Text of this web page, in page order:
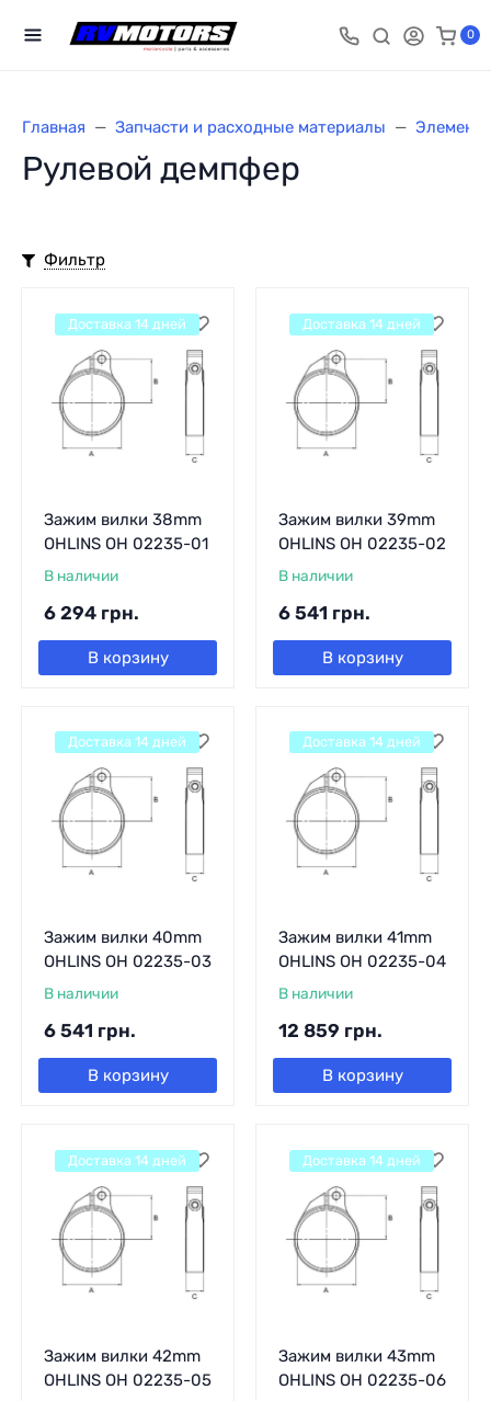
0
Главная Запчасти и расходные материалы
Рулевой демпфер
Фильтр
Зажим вилки 38mm
OHLINS OH 02235-01
В наличии
6 294 грн.
В корзину
Доставка 14 дней
Зажим вилки 39mm
OHLINS OH 02235-02
В наличии
6 541 грн.
В корзину
Доставка 14 дней
Зажим вилки 40mm
OHLINS OH 02235-03
В наличии
6 541 грн.
В корзину
Доставка 14 дней
Зажим вилки 41mm
OHLINS OH 02235-04
В наличии
12 859 грн.
В корзину
Доставка 14 дней
Зажим вилки 42mm
OHLINS OH 02235-05
Доставка 14 дней
Зажим вилки 43mm
OHLINS OH 02235-06
Доставка 14 дней